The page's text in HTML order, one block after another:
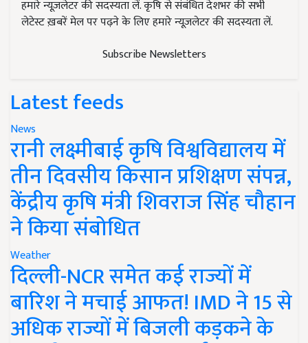
हमारे न्यूज़लेटर की सदस्यता लें. कृषि से संबंधित देशभर की सभी
लेटेस्ट ख़बरें मेल पर पढ़ने के लिए हमारे न्यूज़लेटर की सदस्यता लें.
Subscribe Newsletters
Latest feeds
News
रानी लक्ष्मीबाई कृषि विश्वविद्यालय में
तीन दिवसीय किसान प्रशिक्षण संपन्न,
केंद्रीय कृषि मंत्री शिवराज सिंह चौहान
ने किया संबोधित
Weather
दिल्ली-NCR समेत कई राज्यों में
बारिश ने मचाई आफत! IMD ने 15 से
अधिक राज्यों में बिजली कड़कने के